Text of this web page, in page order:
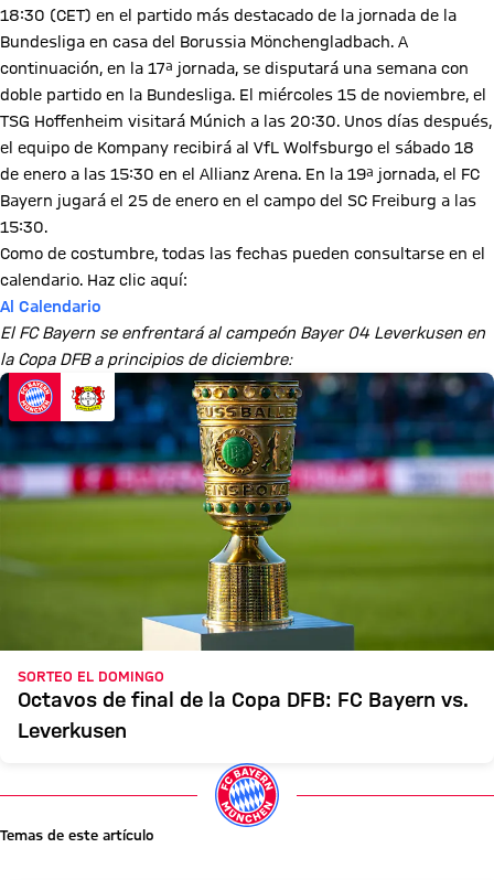
18:30 (CET) en el partido más destacado de la jornada de la
Bundesliga en casa del Borussia Mönchengladbach. A
continuación, en la 17ª jornada, se disputará una semana con
doble partido en la Bundesliga. El miércoles 15 de noviembre, el
TSG Hoffenheim visitará Múnich a las 20:30. Unos días después,
el equipo de Kompany recibirá al VfL Wolfsburgo el sábado 18
de enero a las 15:30 en el Allianz Arena. En la 19ª jornada, el FC
Bayern jugará el 25 de enero en el campo del SC Freiburg a las
15:30.
Como de costumbre, todas las fechas pueden consultarse en el
calendario. Haz clic aquí:
Al Calendario
El FC Bayern se enfrentará al campeón Bayer 04 Leverkusen en
la Copa DFB a principios de diciembre:
SORTEO EL DOMINGO
Octavos de final de la Copa DFB: FC Bayern vs.
Leverkusen
Temas de este artículo